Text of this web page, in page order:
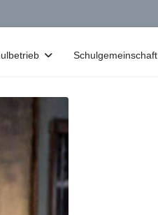
Schulgemeinschaft